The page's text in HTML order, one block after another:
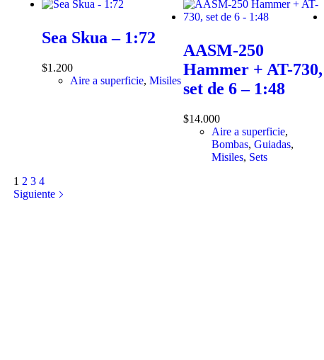
Sea Skua – 1:72
$1.200
Aire a superficie, Misiles
AASM-250
Hammer + AT-730,
set de 6 – 1:48
$14.000
Aire a superficie,
Bombas, Guiadas,
Misiles, Sets
1 2 3 4
Siguiente